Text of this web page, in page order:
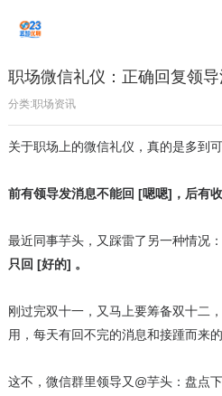
职场微信礼仪：正确回复领
分类:职场资讯
关于职场上的微信礼仪，真的是多到可
前有领导发消息不能回 [嗯嗯]，后有
最近同事芋头，又踩雷了另一种情况：
只回 [好的] 。
刚过完双十一，又马上要筹备双十二
用，每天有回不完的消息和接踵而来的
这不，微信群里领导又@芋头：盘点